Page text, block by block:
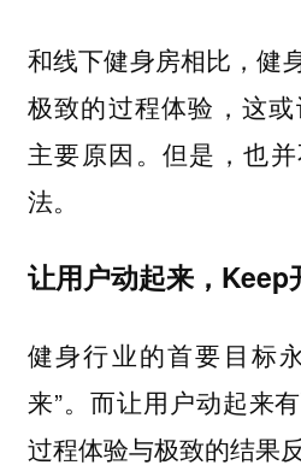
和线下健身房相比，健
极致的过程体验，这
主要原因。但是，也
法。
让用户动起来，Keep
健身行业的首要目标
来”。而让用户动起来
过程体验与极致的结果反